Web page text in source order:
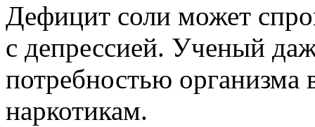
Дефицит соли может
с депрессией. Ученый
потребностью
наркотикам.